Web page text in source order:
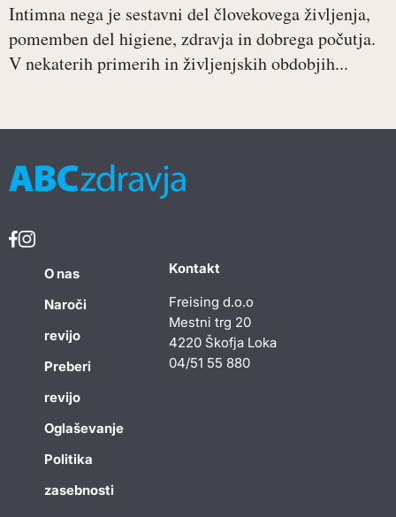
Intimna nega je sestavni del človekovega življenja,
pomemben del higiene, zdravja in dobrega počutja.
V nekaterih primerih in življenjskih obdobjih...
O nas
Naroči
revijo
Preberi
revijo
Oglaševanje
Politika
zasebnosti
Kontakt
Freising d.o.o
Mestni trg 20
4220 Škofja Loka
04/51 55 880